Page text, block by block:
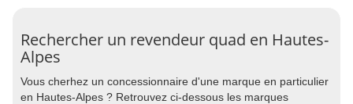
Rechercher un revendeur quad en Hautes-
Alpes
Vous cherhez un concessionnaire d'une marque en particulier
en Hautes-Alpes ? Retrouvez ci-dessous les marques